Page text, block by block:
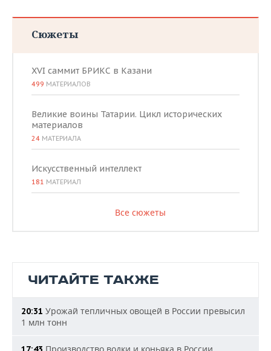
Сюжеты
XVI саммит БРИКС в Казани
499 МАТЕРИАЛОВ
Великие воины Татарии. Цикл исторических
материалов
24 МАТЕРИАЛА
Искусственный интеллект
181 МАТЕРИАЛ
Все сюжеты
ЧИТАЙТЕ ТАКЖЕ
20:31 Урожай тепличных овощей в России превысил
1 млн тонн